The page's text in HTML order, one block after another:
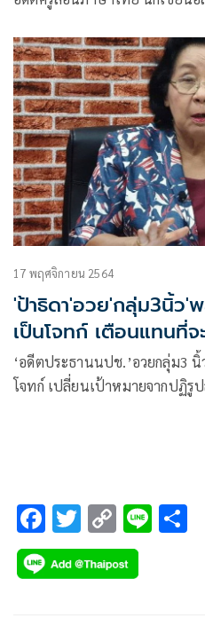
17 พฤศจิกายน 2564
'ป้าธิดา'อวย'กลุ่ม3นิ้ว'พ
เป็นโจทก์ เตือนแทนที่จ
ปฏิวัติ
‘อดีตประธานนปช.’อวยกลุ่ม3
โจทก์ เปลี่ยนเป้าหมายจากปฏิรู
F
ac
e
T
wi
tt
C
o
p
Li